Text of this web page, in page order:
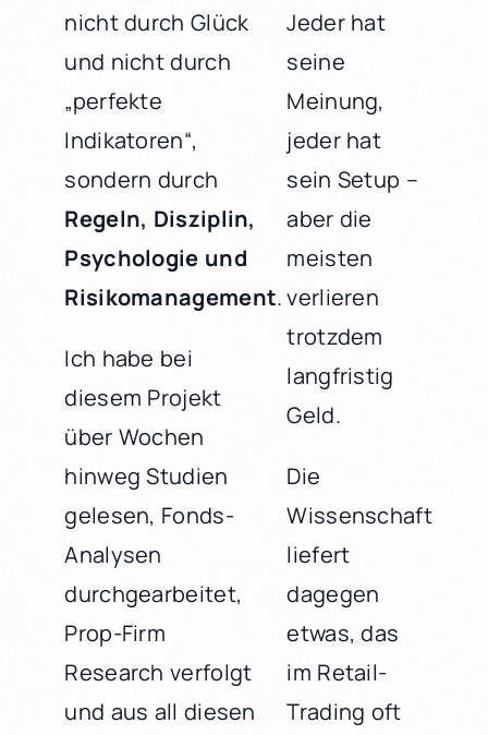
nicht durch Glück
und nicht durch
„perfekte
Indikatoren“,
sondern durch
Regeln, Disziplin,
Psychologie und
Risikomanagement.
Ich habe bei
diesem Projekt
über Wochen
hinweg Studien
gelesen, Fonds-
Analysen
durchgearbeitet,
Prop-Firm
Research verfolgt
und aus all diesen
Jeder hat
seine
Meinung,
jeder hat
sein Setup –
aber die
meisten
verlieren
trotzdem
langfristig
Geld.
Die
Wissenschaft
liefert
dagegen
etwas, das
im Retail-
Trading oft